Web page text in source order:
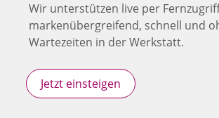
Wir unterstützen live per
markenübergreifend, schnell und
Wartezeiten in der Werkstatt.
Jetzt einsteigen